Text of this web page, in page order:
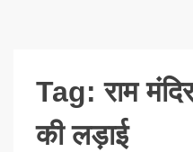
Tag:राम
की लड़ाई